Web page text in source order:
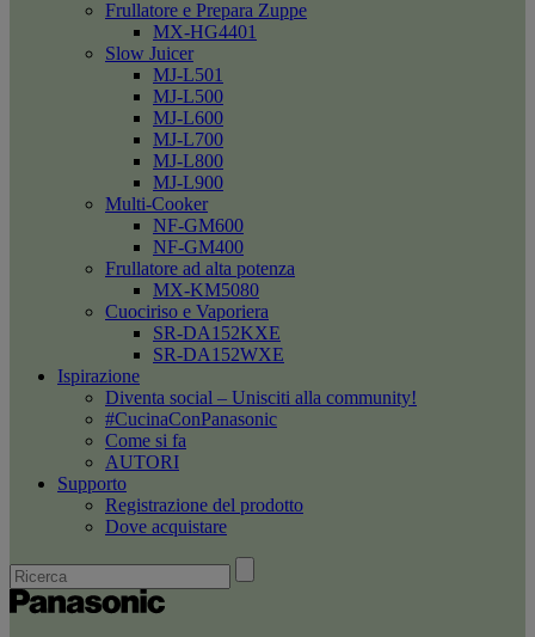
Frullatore e Prepara Zuppe
MX-HG4401
Slow Juicer
MJ-L501
MJ-L500
MJ-L600
MJ-L700
MJ-L800
MJ-L900
Multi-Cooker
NF-GM600
NF-GM400
Frullatore ad alta potenza
MX-KM5080
Cuociriso e Vaporiera
SR-DA152KXE
SR-DA152WXE
Ispirazione
Diventa social – Unisciti alla community!
#CucinaConPanasonic
Come si fa
AUTORI
Supporto
Registrazione del prodotto
Dove acquistare